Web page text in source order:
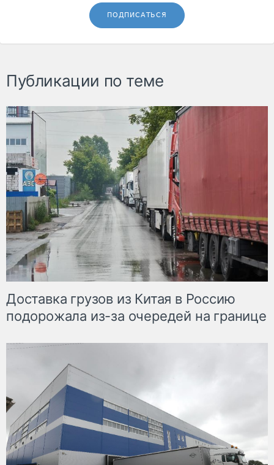
ПОДПИСАТЬСЯ
Публикации по теме
Доставка грузов из Китая в Россию
подорожала из-за очередей на границе